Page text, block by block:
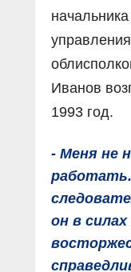
Иванов
1993 год.
- Меня не
он в